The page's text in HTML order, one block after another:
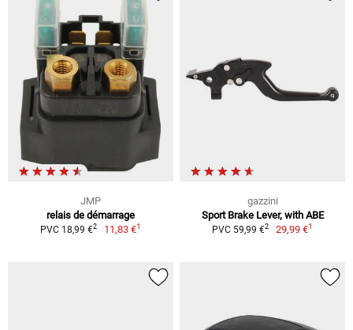
JMP
relais de démarrage
PVC 18,99 €2 11,83 €1
gazzini
Sport Brake Lever, with ABE
PVC 59,99 €2 29,99 €1